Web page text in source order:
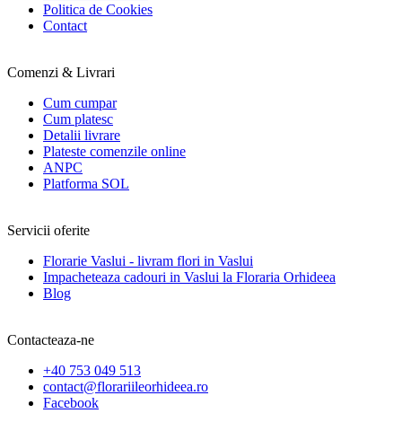
Politica de Cookies
Contact
Comenzi & Livrari
Cum cumpar
Cum platesc
Detalii livrare
Plateste comenzile online
ANPC
Platforma SOL
Servicii oferite
Florarie Vaslui - livram flori in Vaslui
Impacheteaza cadouri in Vaslui la Floraria Orhideea
Blog
Contacteaza-ne
+40 753 049 513
contact@florariileorhideea.ro
Facebook